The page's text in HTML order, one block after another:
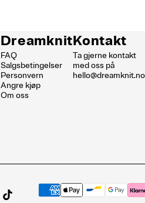
Dreamknit
FAQ
Salgsbetingelser
Personvern
Angre kjøp
Om oss
Kontakt
Ta gjerne kontakt
med oss på
hello@dreamknit.no